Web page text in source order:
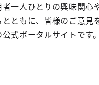
者一人ひとりの興味関心
とともに、皆様のご意見
式ポータルサイトです。